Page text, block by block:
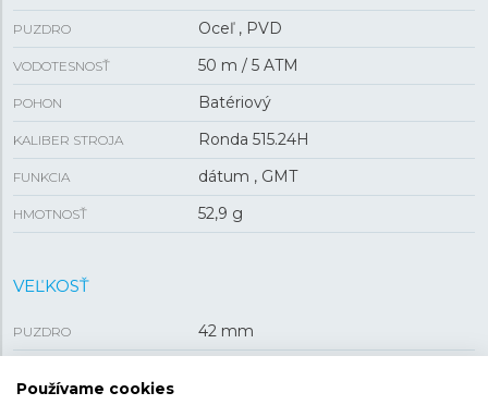
PUZDRO Oceľ , PVD
VODOTESNOSŤ 50 m / 5 ATM
POHON Batériový
KALIBER STROJA Ronda 515.24H
FUNKCIA dátum , GMT
HMOTNOSŤ 52,9 g
VEĽKOSŤ
PUZDRO 42 mm
Používame cookies